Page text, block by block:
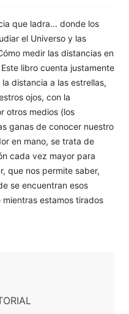
que ladra... donde los
el Universo y las
medir las distancias en
libro cuenta justamente
distancia a las estrellas,
ojos, con la
otros medios (los
ganas de conocer nuestro
en mano, se trata de
cada vez mayor para
que nos permite saber,
se encuentran esos
estamos tirados